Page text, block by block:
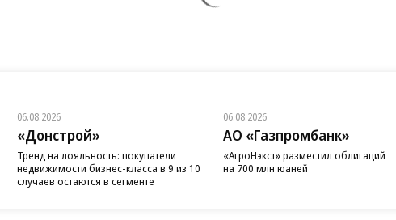
06.08.2026
«Донстрой»
Тренд на лояльность: покупатели
недвижимости бизнес-класса в 9 из 10
случаев остаются в сегменте
06.08.2026
АО «Газпромбанк»
«АгроНэкст» разместил облигаций
на 700 млн юаней